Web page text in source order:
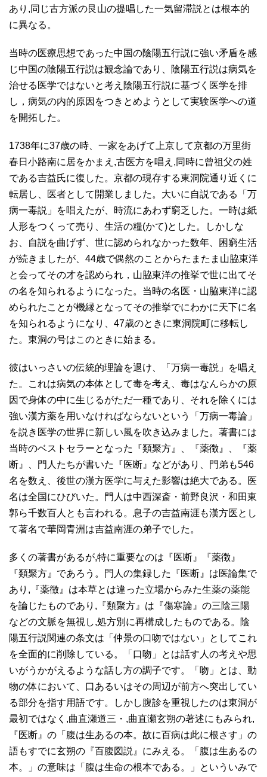
あり,同じ古方派の艮山の提唱した一気留滞説とは根本的
に異なる。
当時の医療思想であった中国の陰陽五行説に強い矛盾を感
じ中国の陰陽五行説は観念論であり、陰陽五行説は病気を
治せる医学ではないと考え陰陽五行説に基づく医学を排
し，病気の内的原因をつきとめようとして実験医学への道
を開拓した。
1738年に37歳の時、一家をあげて上京して京都の万里街
春日小路南に居をかまえ,古医方を唱え,同時に曾祖父の姓
である吉益氏に復した。京都の現存する東洞院通り近くに
転居し、医者として開業しました。大いに自説である「万
病一毒説」を唱えたが、時流にあわず窮乏した。一時は紙
人形をつくって売り、生活の糧(かて)とした。しかしな
お、自説を曲げず、世に認められなかった数年、困窮生活
が続きましたが、44歳で偶然のことからたまたま山脇東洋
と会ってその才を認められ，山脇東洋の推挙で世に出てそ
の名を知られるようになった。当時の名医・山脇東洋に認
められたことが機縁となってその推挙でにわかに天下に名
を知られるようになり、47歳のときに東洞院町に移転し
た。東洞の号はこのときに始まる。
彼はいっさいの伝統的理論を退け、「万病一毒説」を唱え
た。これは病気の本体として毒を考え、毒はなんらかの原
因で身体の中に生じるがただ一種であり、それを除くには
強い漢方薬を用いなければならないという「万病一毒論」
を説き医学の世界に新しい風を吹き込みました。著書には
当時のベストセラーとなった『類聚方』、『薬徴』、『薬
断』、門人たちが書いた『医断』などがあり、門弟も546
名を数え、後世の漢方医学に与えた影響は絶大である。医
名は全国にひびいた。門人は中西深斎・前野良沢・和田東
郭ら千数百人とも言われる。息子の吉益南涯も漢方医とし
て著名で華岡青洲は吉益南涯の弟子でした。
多くの著書があるが,特に重要なのは『医断』『薬徴』
『類聚方』であろう。門人の集録した『医断』は医論集で
あり,『薬徴』は本草とは違った立場からみた生薬の薬能
を論じたものであり,『類聚方』は『傷寒論』の三陰三陽
などの文脈を無視し,処方別に再構成したものである。陰
陽五行説関連の条文は「仲景の口吻ではない」としてこれ
を全面的に削除している。「口吻」とは話す人の考えや思
いがうかがえるような話し方の調子です。「吻」とは、動
物の体において、口あるいはその周辺が前方へ突出してい
る部分を指す用語です。しかし腹診を重視したのは東洞が
最初ではなく,曲直瀬道三・,曲直瀬玄朔の著述にもみられ,
『医断』の「腹は生あるの本。故に百病は此に根さす」の
語もすでに玄朔の『百腹図説』にみえる。「腹は生あるの
本。」の意味は「腹は生命の根本である。」といういみで